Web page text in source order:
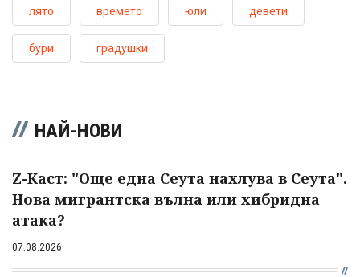
лято времето юли девети
бури градушки
НАЙ-НОВИ
Z-Каст: "Още една Сеута нахлува в Сеута".
Нова мигрантска вълна или хибридна
атака?
07.08.2026